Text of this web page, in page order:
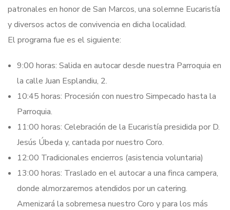
patronales en honor de San Marcos, una solemne Eucaristía
y diversos actos de convivencia en dicha localidad.
El programa fue es el siguiente:
9:00 horas: Salida en autocar desde nuestra Parroquia en
la calle Juan Esplandiu, 2.
10:45 horas: Procesión con nuestro Simpecado hasta la
Parroquia.
11:00 horas: Celebración de la Eucaristía presidida por D.
Jesús Úbeda y, cantada por nuestro Coro.
12:00 Tradicionales encierros (asistencia voluntaria)
13:00 horas: Traslado en el autocar a una finca campera,
donde almorzaremos atendidos por un catering.
Amenizará la sobremesa nuestro Coro y para los más